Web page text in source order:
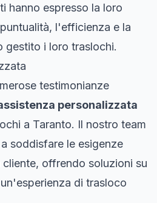
hanno espresso la loro
l'efficienza e la
gestito i loro traslochi.
testimonianze
personalizzata
a Taranto. Il nostro team
soddisfare le esigenze
offrendo soluzioni su
di trasloco